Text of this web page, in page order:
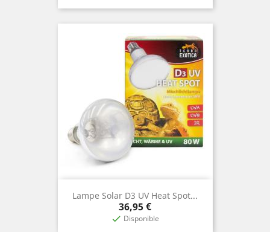
Lampe Solar D3 UV Heat Spot...
Prix
36,95 €
 Disponible